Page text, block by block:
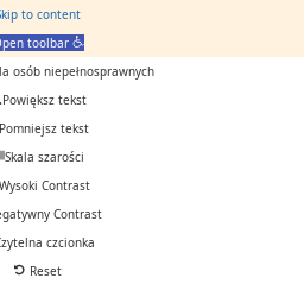
to content
toolbar
osób niepełnosprawnych
Powiększ tekst
Pomniejsz tekst
Skala szarości
Wysoki Contrast
Contrast
czcionka
Reset